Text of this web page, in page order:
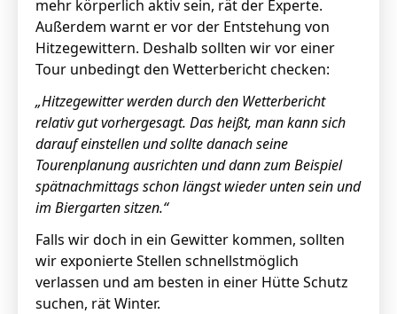
mehr körperlich aktiv sein, rät der Experte.
Außerdem warnt er vor der Entstehung von
Hitzegewittern. Deshalb sollten wir vor einer
Tour unbedingt den Wetterbericht checken:
„Hitzegewitter werden durch den Wetterbericht
relativ gut vorhergesagt. Das heißt, man kann sich
darauf einstellen und sollte danach seine
Tourenplanung ausrichten und dann zum Beispiel
spätnachmittags schon längst wieder unten sein und
im Biergarten sitzen.“
Falls wir doch in ein Gewitter kommen, sollten
wir exponierte Stellen schnellstmöglich
verlassen und am besten in einer Hütte Schutz
suchen, rät Winter.